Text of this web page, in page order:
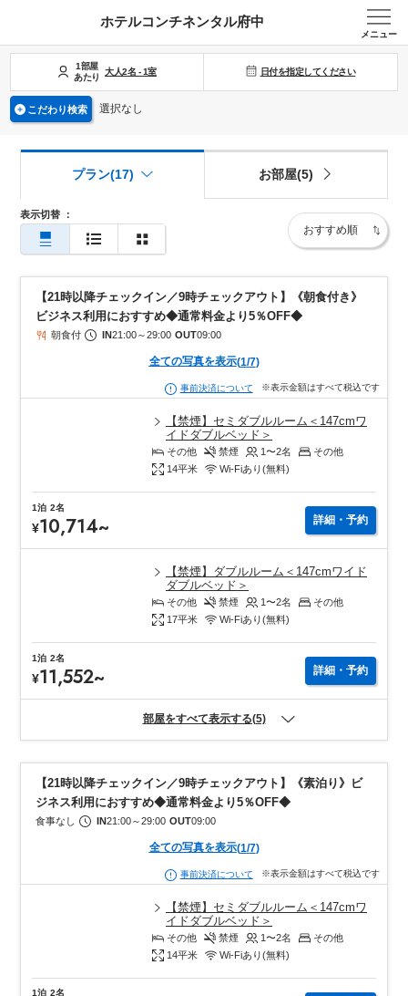
ホテルコンチネンタル府中
メニュー
1部屋
あたり
大人2名 -1室 日付を指定してください
こだわり検索 選択なし
表示切替 ：
プラン(17) お部屋(5)
【21時以降チェックイン／9時チェックアウト】《朝食付き》
ビジネス利用におすすめ◆通常料金より5％OFF◆
朝食付 IN21:00～29:00 OUT09:00
全ての写真を表示(1/7)
事前決済について ※表示金額はすべて税込です
【禁煙】セミダブルルーム＜147cmワ
イドダブルベッド＞
その他 禁煙 1〜2名
その他
14平米 Wi-Fiあり(無料)
1泊 2名
¥10,714~ 詳細・予約
【禁煙】ダブルルーム＜147cmワイド
ダブルベッド＞
その他 禁煙 1〜2名
その他
17平米 Wi-Fiあり(無料)
1泊 2名
¥11,552~ 詳細・予約
部屋をすべて表示する(5)
【21時以降チェックイン／9時チェックアウト】《素泊り》ビ
ジネス利用におすすめ◆通常料金より5％OFF◆
食事なし IN21:00～29:00 OUT09:00
全ての写真を表示(1/7)
事前決済について ※表示金額はすべて税込です
【禁煙】セミダブルルーム＜147cmワ
イドダブルベッド＞
その他 禁煙 1〜2名
その他
14平米 Wi-Fiあり(無料)
1泊 2名